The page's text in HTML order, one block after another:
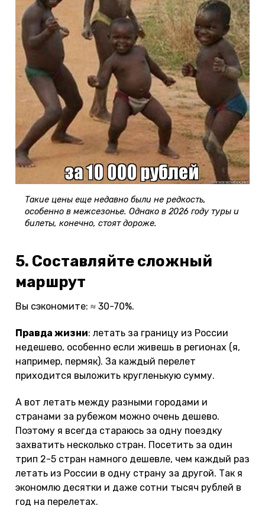
Такие цены еще недавно были не редкость,
особенно в межсезонье. Однако в 2026 году туры и
билеты, конечно, стоят дороже.
5. Составляйте сложный
маршрут
Вы сэкономите: ≈ 30-70%.
Правда жизни: летать за границу из России
недешево, особенно если живешь в регионах (я,
например, пермяк). За каждый перелет
приходится выложить кругленькую сумму.
А вот летать между разными городами и
странами за рубежом можно очень дешево.
Поэтому я всегда стараюсь за одну поездку
захватить несколько стран. Посетить за один
трип 2-5 стран намного дешевле, чем каждый раз
летать из России в одну страну за другой. Так я
экономлю десятки и даже сотни тысяч рублей в
год на перелетах.